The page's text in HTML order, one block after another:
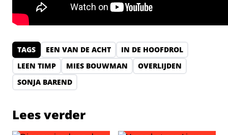
TAGS EEN VAN DE ACHT
IN DE HOOFDROL
LEEN TIMP
MIES BOUWMAN
OVERLIJDEN
SONJA BAREND
Lees verder